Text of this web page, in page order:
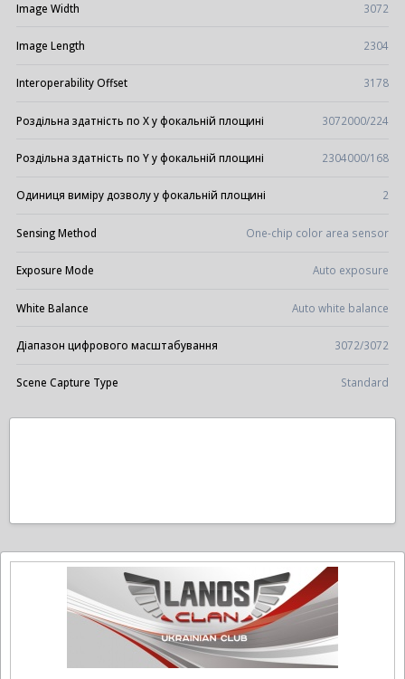
Image Width 3072
Image Length 2304
Interoperability Offset 3178
Роздільна здатність по X у фокальній площині 3072000/224
Роздільна здатність по Y у фокальній площині 2304000/168
Одиниця виміру дозволу у фокальній площині 2
Sensing Method One-chip color area sensor
Exposure Mode Auto exposure
White Balance Auto white balance
Діапазон цифрового масштабування 3072/3072
Scene Capture Type Standard